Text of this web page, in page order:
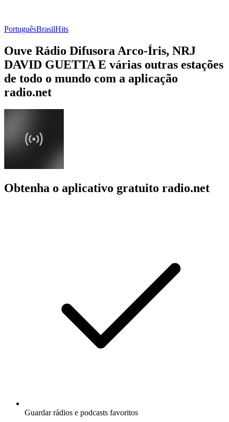
PortuguêsBrasilHits
Ouve Rádio Difusora Arco-Íris, NRJ
DAVID GUETTA E várias outras estações
de todo o mundo com a aplicação
radio.net
Obtenha o aplicativo gratuito radio.net
Guardar rádios e podcasts favoritos